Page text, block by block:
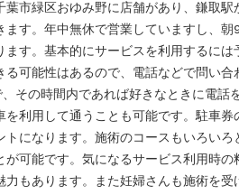
市緑区おゆみ野に店舗があり、鎌取駅
す。年中無休で営業していますし、
す。基本的にサービスを利用するに
可能性はあるので、電話などで問い
その時間内であれば好きなときに電話
利用して通うことも可能です。駐車
になります。施術のコースもいろい
可能です。気になるサービス利用時
もあります。また妊婦さんも施術を